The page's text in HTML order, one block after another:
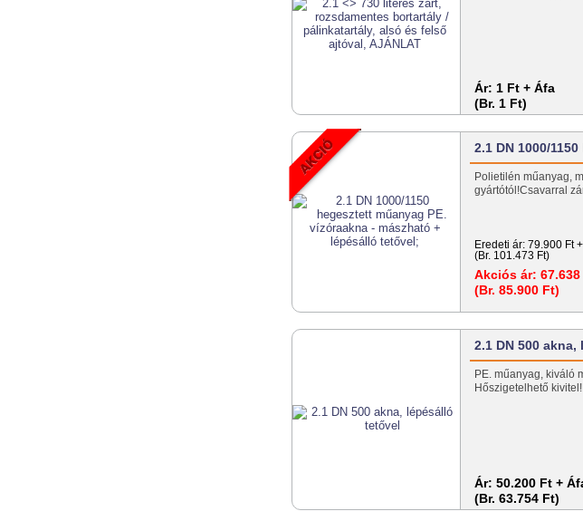
Ár: 1 Ft + Áfa
(Br. 1 Ft)
2.1 DN 1000/
Polietilén műanyag,
gyártótól!Csavarral
Eredeti ár: 79.900 Ft
(Br. 101.473 Ft)
Akciós ár:
(Br. 85.900 Ft)
2.1 DN 500
PE. műanyag, kiváló
Hőszigetelhető
Ár: 50.200 Ft +
(Br. 63.754 Ft)